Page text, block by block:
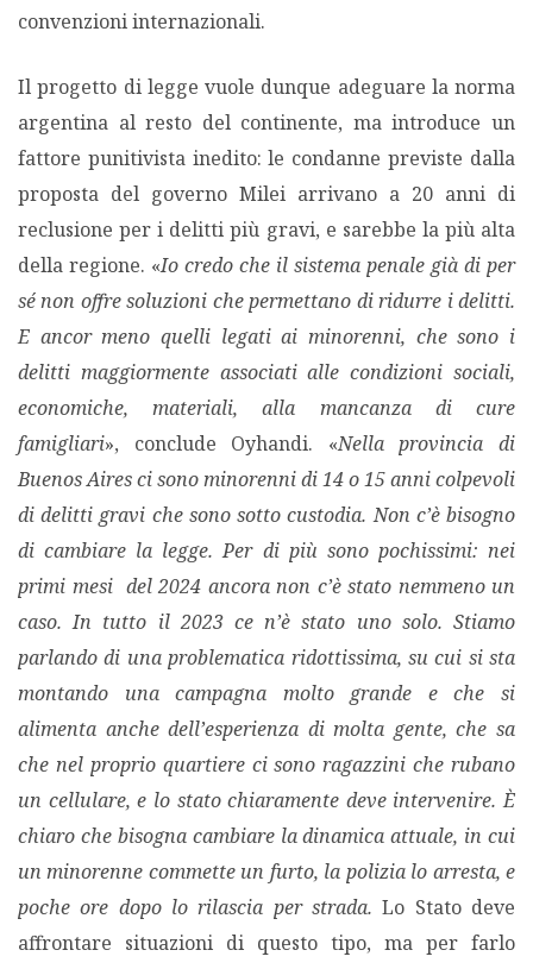
convenzioni internazionali.
Il progetto di legge vuole dunque adeguare la norma
argentina al resto del continente, ma introduce un
fattore punitivista inedito: le condanne previste dalla
proposta del governo Milei arrivano a 20 anni di
reclusione per i delitti più gravi, e sarebbe la più alta
della regione. «Io credo che il sistema penale già di per
sé non offre soluzioni che permettano di ridurre i delitti.
E ancor meno quelli legati ai minorenni, che sono i
delitti maggiormente associati alle condizioni sociali,
economiche, materiali, alla mancanza di cure
famigliari», conclude Oyhandi. «Nella provincia di
Buenos Aires ci sono minorenni di 14 o 15 anni colpevoli
di delitti gravi che sono sotto custodia. Non c’è bisogno
di cambiare la legge. Per di più sono pochissimi: nei
primi mesi del 2024 ancora non c’è stato nemmeno un
caso. In tutto il 2023 ce n’è stato uno solo. Stiamo
parlando di una problematica ridottissima, su cui si sta
montando una campagna molto grande e che si
alimenta anche dell’esperienza di molta gente, che sa
che nel proprio quartiere ci sono ragazzini che rubano
un cellulare, e lo stato chiaramente deve intervenire. È
chiaro che bisogna cambiare la dinamica attuale, in cui
un minorenne commette un furto, la polizia lo arresta, e
poche ore dopo lo rilascia per strada.Lo Stato deve
affrontare situazioni di questo tipo, ma per farlo